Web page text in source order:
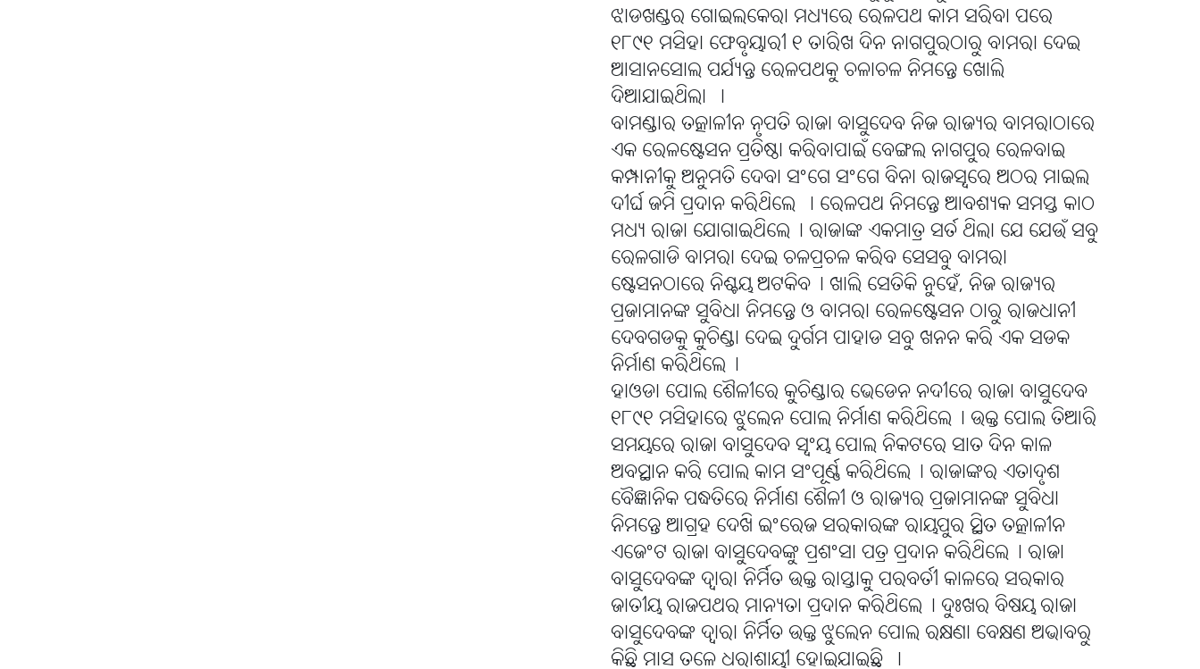
ଝାଡଖଣ୍ଡର ଗୋଇଲକେରା ମଧ୍ୟରେ ରେଳପଥ କାମ ସରିବା ପରେ
୧୮୯୧ ମସିହା ଫେବୃୟାରୀ ୧ ତାରିଖ ଦିନ ନାଗପୁରଠାରୁ ବାମରା ଦେଇ
ଆସାନସୋଲ ପର୍ଯ୍ୟନ୍ତ ରେଳପଥକୁ ଚଳାଚଳ ନିମନ୍ତେ ଖୋଲି
ଦିଆଯାଇଥିଲା ।
ବାମଣ୍ଡାର ତତ୍କାଳୀନ ନୃପତି ରାଜା ବାସୁଦେବ ନିଜ ରାଜ୍ୟର ବାମରାଠାରେ
ଏକ ରେଳଷ୍ଟେସନ ପ୍ରତିଷ୍ଠା କରିବାପାଇଁ ବେଙ୍ଗଲ ନାଗପୁର ରେଳବାଇ
କମ୍ପାନୀକୁ ଅନୁମତି ଦେବା ସଂଗେ ସଂଗେ ବିନା ରାଜସ୍ୱରେ ଅଠର ମାଇଲ
ଦୀର୍ଘ ଜମି ପ୍ରଦାନ କରିଥିଲେ । ରେଳପଥ ନିମନ୍ତେ ଆବଶ୍ୟକ ସମସ୍ତ କାଠ
ମଧ୍ୟ ରାଜା ଯୋଗାଇଥିଲେ୤ ରାଜାଙ୍କ ଏକମାତ୍ର ସର୍ତ ଥିଲା ଯେ ଯେଉଁ ସବୁ
ରେଳଗାଡି ବାମରା ଦେଇ ଚଳପ୍ରଚଳ କରିବ ସେସବୁ ବାମରା
ଷ୍ଟେସନଠାରେ ନିଶ୍ଚୟ ଅଟକିବ୤ ଖାଲି ସେତିକି ନୁହେଁ, ନିଜ ରାଜ୍ୟର
ପ୍ରଜାମାନଙ୍କ ସୁବିଧା ନିମନ୍ତେ ଓ ବାମରା ରେଳଷ୍ଟେସନ ଠାରୁ ରାଜଧାନୀ
ଦେବଗଡକୁ କୁଚିଣ୍ଡା ଦେଇ ଦୁର୍ଗମ ପାହାଡ ସବୁ ଖନନ କରି ଏକ ସଡକ
ନିର୍ମାଣ କରିଥିଲେ୤
ହାଓଡା ପୋଲ ଶୈଳୀରେ କୁଚିଣ୍ଡାର ଭେଡେନ ନଦୀରେ ରାଜା ବାସୁଦେବ
୧୮୯୧ ମସିହାରେ ଝୁଲେନ ପୋଲ ନିର୍ମାଣ କରିଥିଲେ୤ ଉକ୍ତ ପୋଲ ତିଆରି
ସମୟରେ ରାଜା ବାସୁଦେବ ସ୍ୱଂୟ ପୋଲ ନିକଟରେ ସାତ ଦିନ କାଳ
ଅବସ୍ଥାନ କରି ପୋଲ କାମ ସଂପୂର୍ଣ୍ଣ କରିଥିଲେ୤ ରାଜାଙ୍କର ଏତାଦୃଶ
ବୈଜ୍ଞାନିକ ପଦ୍ଧତିରେ ନିର୍ମାଣ ଶୈଳୀ ଓ ରାଜ୍ୟର ପ୍ରଜାମାନଙ୍କ ସୁବିଧା
ନିମନ୍ତେ ଆଗ୍ରହ ଦେଖି ଇଂରେଜ ସରକାରଙ୍କ ରାୟପୁର ସ୍ଥିତ ତତ୍କାଳୀନ
ଏଜେଂଟ ରାଜା ବାସୁଦେବଙ୍କୁ ପ୍ରଶଂସା ପତ୍ର ପ୍ରଦାନ କରିଥିଲେ୤ ରାଜା
ବାସୁଦେବଙ୍କ ଦ୍ୱାରା ନିର୍ମିତ ଉକ୍ତ ରାସ୍ତାକୁ ପରବର୍ତୀ କାଳରେ ସରକାର
ଜାତୀୟ ରାଜପଥର ମାନ୍ୟତା ପ୍ରଦାନ କରିଥିଲେ୤ ଦୁଃଖର ବିଷୟ ରାଜା
ବାସୁଦେବଙ୍କ ଦ୍ୱାରା ନିର୍ମିତ ଉକ୍ତ ଝୁଲେନ ପୋଲ ରକ୍ଷଣା ବେକ୍ଷଣ ଅଭାବରୁ
କିଛି ମାସ ତଳେ ଧରାଶାୟୀ ହୋଇଯାଇଛି ।